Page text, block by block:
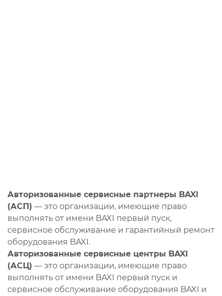
Авторизованные сервисные партнеры BAXI
(АСП) — это организации, имеющие право
выполнять от имени BAXI первый пуск,
сервисное обслуживание и гарантийный ремонт
оборудования BAXI.
Авторизованные сервисные центры BAXI
(АСЦ) — это организации, имеющие право
выполнять от имени BAXI первый пуск и
сервисное обслуживание оборудования BAXI и